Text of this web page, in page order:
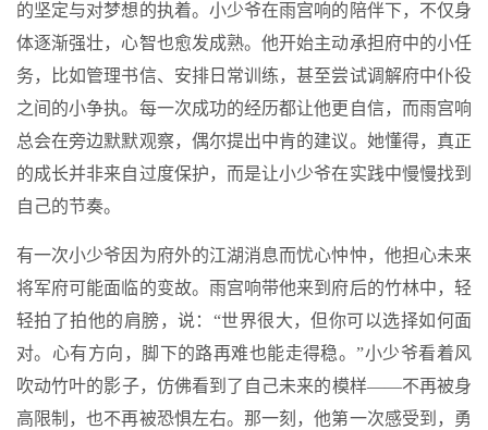
的坚定与对梦想的执着。小少爷在雨宫响的陪伴下，不仅身
体逐渐强壮，心智也愈发成熟。他开始主动承担府中的小任
务，比如管理书信、安排日常训练，甚至尝试调解府中仆役
之间的小争执。每一次成功的经历都让他更自信，而雨宫响
总会在旁边默默观察，偶尔提出中肯的建议。她懂得，真正
的成长并非来自过度保护，而是让小少爷在实践中慢慢找到
自己的节奏。
有一次小少爷因为府外的江湖消息而忧心忡忡，他担心未来
将军府可能面临的变故。雨宫响带他来到府后的竹林中，轻
轻拍了拍他的肩膀，说：“世界很大，但你可以选择如何面
对。心有方向，脚下的路再难也能走得稳。”小少爷看着风
吹动竹叶的影子，仿佛看到了自己未来的模样——不再被身
高限制，也不再被恐惧左右。那一刻，他第一次感受到，勇